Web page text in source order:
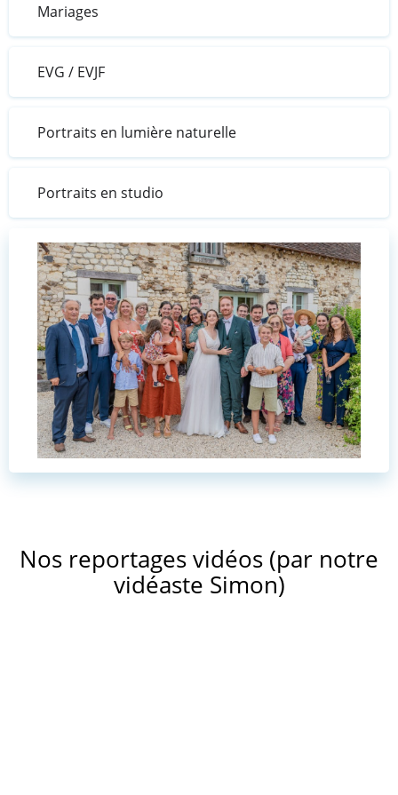
Mariages
EVG / EVJF
Portraits en lumière naturelle
Portraits en studio
Nos reportages vidéos (par notre
vidéaste Simon)